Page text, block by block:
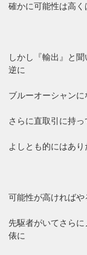
確かに可能性は高く
しかし『輸出』と
逆に
ブルーオーシャンに
さらに直取引に持
よしとも的にはあり
可能性が高ければや
先駆者がいてさら
俵に